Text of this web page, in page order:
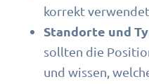
korrekt
Standorte und
sollten die
und wissen,